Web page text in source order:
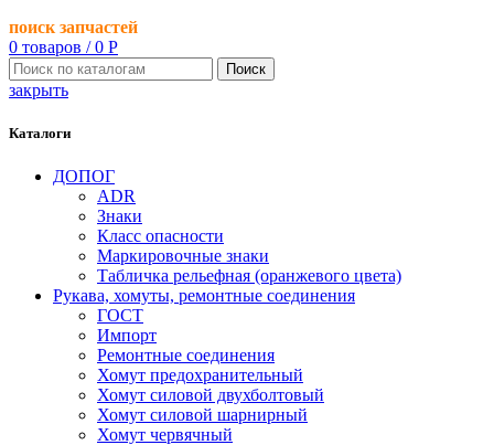
поиск запчастей
0 товаров / 0 Р
Поиск
закрыть
Каталоги
ДОПОГ
ADR
Знаки
Класс опасности
Маркировочные знаки
Табличка рельефная (оранжевого цвета)
Рукава, хомуты, ремонтные соединения
ГОСТ
Импорт
Ремонтные соединения
Хомут предохранительный
Хомут силовой двухболтовый
Хомут силовой шарнирный
Хомут червячный